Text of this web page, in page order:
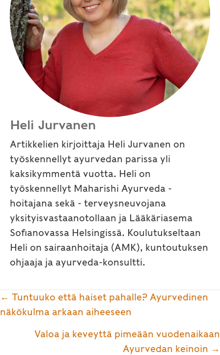
Heli Jurvanen
Artikkelien kirjoittaja Heli Jurvanen on
työskennellyt ayurvedan parissa yli
kaksikymmentä vuotta. Heli on
työskennellyt Maharishi Ayurveda -
hoitajana sekä - terveysneuvojana
yksityisvastaanotollaan ja Lääkäriasema
Sofianovassa Helsingissä. Koulutukseltaan
Heli on sairaanhoitaja (AMK), kuntoutuksen
ohjaaja ja ayurveda-konsultti.
Posts
navigation
← Tuntuuko että haiset pahalle? Ayurvedinen
näkökulma arkaan aiheeseen
Valoa ja keveyttä pimeään vuodenaikaan
Ayurvedan keinoin →